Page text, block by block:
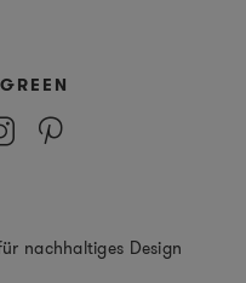
nachhaltiges Design